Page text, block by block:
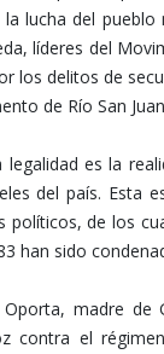
lucha del pueblo
líderes del
los delitos de
de Río San
es la
del país. Esta
de los
han sido
madre de
contra el